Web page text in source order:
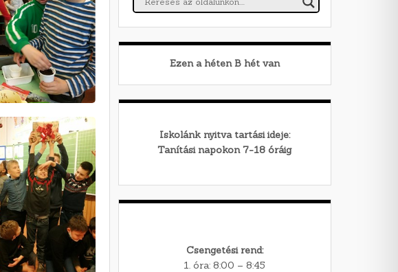
Ezen a héten Bhét van
Iskolánk nyitva tartási ideje:
Tanítási napokon 7-18 óráig
Csengetési rend:
1. óra: 8:00 – 8:45